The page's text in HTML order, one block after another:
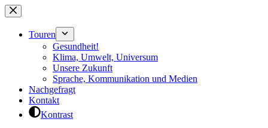
Zum
Inhalt
springenTouren
Gesundheit!
Klima, Umwelt, Universum
Unsere Zukunft
Sprache, Kommunikation und Medien
Nachgefragt
Kontakt
Kontrast